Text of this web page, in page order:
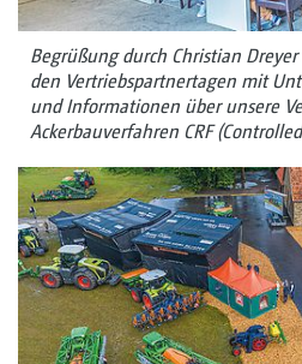
Begrüßung durch Christian
den Vertriebspartnertagen mit
und Informationen über unsere
Ackerbauverfahren CRF